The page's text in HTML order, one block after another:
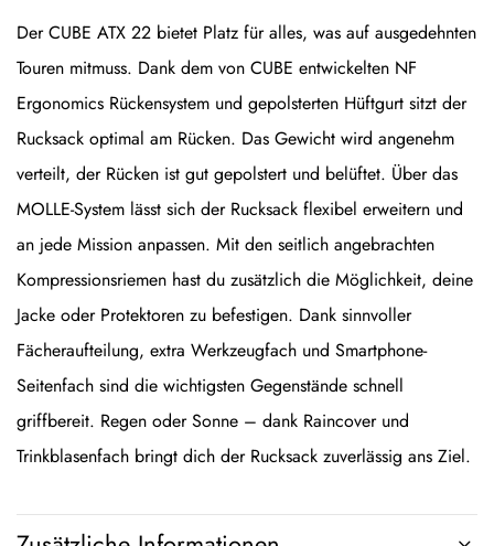
Der CUBE ATX 22 bietet Platz für alles, was auf ausgedehnten
Touren mitmuss. Dank dem von CUBE entwickelten NF
Ergonomics Rückensystem und gepolsterten Hüftgurt sitzt der
Rucksack optimal am Rücken. Das Gewicht wird angenehm
verteilt, der Rücken ist gut gepolstert und belüftet. Über das
MOLLE-System lässt sich der Rucksack flexibel erweitern und
an jede Mission anpassen. Mit den seitlich angebrachten
Kompressionsriemen hast du zusätzlich die Möglichkeit, deine
Jacke oder Protektoren zu befestigen. Dank sinnvoller
Fächeraufteilung, extra Werkzeugfach und Smartphone-
Seitenfach sind die wichtigsten Gegenstände schnell
griffbereit. Regen oder Sonne – dank Raincover und
Trinkblasenfach bringt dich der Rucksack zuverlässig ans Ziel.